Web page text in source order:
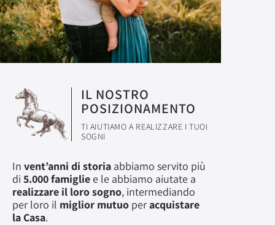
IL NOSTRO
POSIZIONAMENTO
TI AIUTIAMO A REALIZZARE I TUOI
SOGNI
In vent’anni di storia abbiamo servito più
di 5.000 famiglie e le abbiamo aiutate a
realizzare il loro sogno, intermediando
per loro il miglior mutuo peracquistare
la Casa.